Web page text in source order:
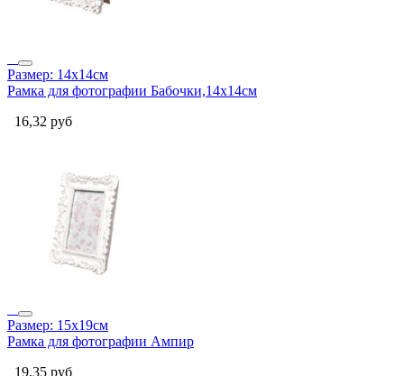
Размер: 14x14см
Рамка для фотографии Бабочки,14x14см
16,32 руб
Размер: 15x19см
Рамка для фотографии Ампир
19,35 руб